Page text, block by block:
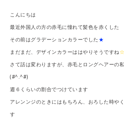
こんにちは
最近外国人の方の赤毛に憧れて髪色を赤くし
その前はグラデーションカラーでした ★
まだまだ、デザインカラーははやりそうですね☆
さて話は変わりますが、赤毛とロングヘアーの
(#^.^#)
週６くらいの割合でつけています
アレンンジのときにはもちろん、おろした時や
す